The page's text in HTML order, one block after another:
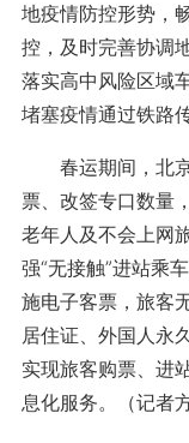
地疫情防控形势，
控，及时完善协调
落实高中风险区域
堵塞疫情通过铁路
春运期间，北京
票、改签专口数量
老年人及不会上网
强“无接触”进站乘
施电子客票，旅客
居住证、外国人永
实现旅客购票、进
息化服务。（记者